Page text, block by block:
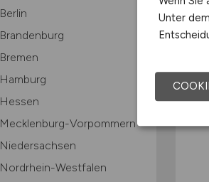
Berlin
Brandenburg
Bremen
Hamburg
Hessen
Mecklenburg-Vorpommern
Niedersachsen
Nordrhein-Westfalen
Unter